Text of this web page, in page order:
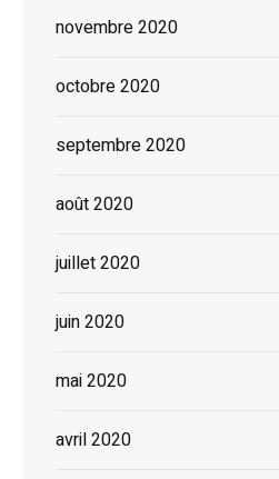
novembre 2020
octobre 2020
septembre 2020
août 2020
juillet 2020
juin 2020
mai 2020
avril 2020